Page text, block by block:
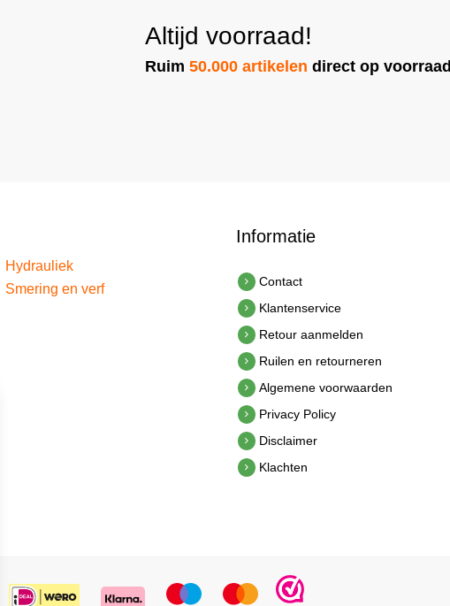
Altijd voorraad!
Ruim50.000 artikelen direct op voorraad
Hydrauliek
Smering en verf
Informatie
Contact
Klantenservice
Retour aanmelden
Ruilen en retourneren
Algemene voorwaarden
Privacy Policy
Disclaimer
Klachten